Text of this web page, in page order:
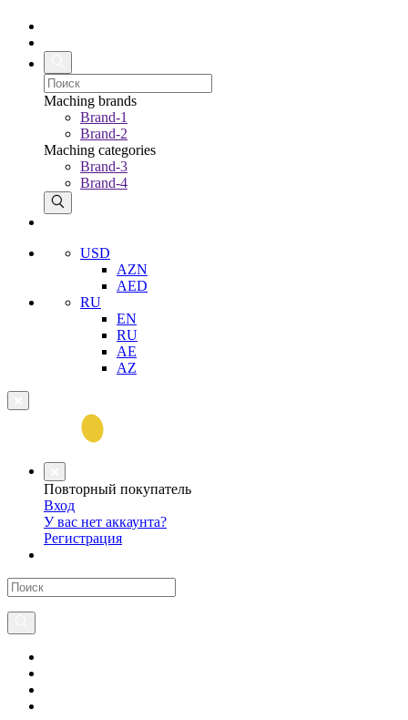
Maching brands
Brand-1
Brand-2
Maching categories
Brand-3
Brand-4
USD
AZN
AED
RU
EN
RU
AE
AZ
Повторный покупатель
Вход
У вас нет аккаунта?
Регистрация